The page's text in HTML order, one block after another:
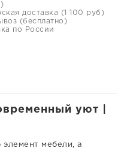
доставка (1 100 руб)
(бесплатно)
по России
уют |
элемент мебели, а